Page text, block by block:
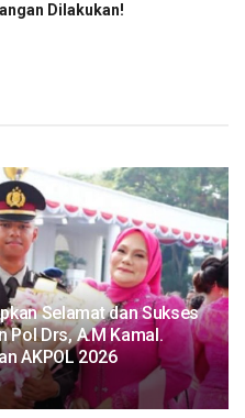
Dilakukan!
Selamat dan Sukses
Pol Drs, A.M Kamal.
AKPOL 2026